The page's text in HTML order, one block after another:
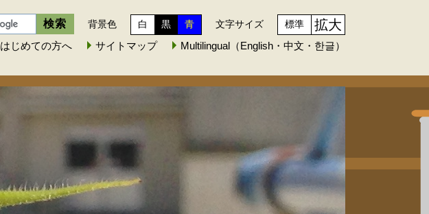
背景色 白 黒 青 文字サイズ 標準 拡大
はじめての方へ サイトマップ Multilingual（English・中文・한글）